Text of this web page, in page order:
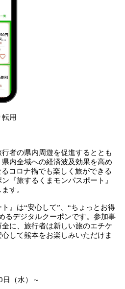
用
者の県内周遊を促進するととも
内全域への経済波及効果を高め
コロナ禍でも楽しく旅ができる
『旅するくまモンパスポート』
す。
ト』は“安心して”、“ちょっとお得
るデジタルクーポンです。参加事
に、旅行者は新しい旅のエチケ
して熊本をお楽しみいただけま
（水）～